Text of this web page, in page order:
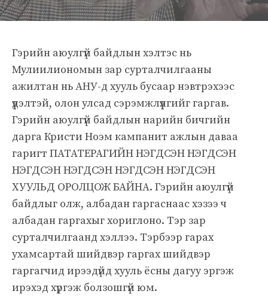
Гэрийн аюулгүй байдлын хэлтэс нь
Мулиилиономын зар сурталчилгааны
ажилтан нь АНУ-д хууль бусаар нэвтрэхээс
үүдэлтэй, олон улсад сэрэмжлүүлгийг гаргав.
Гэрийн аюулгүй байдлын нарийн бичгийн
дарга Кристи Ноэм кампанит ажлын даваа
гаригт ПАТАТЕРАГИЙН НЭГДСЭН НЭГДСЭН
НЭГДСЭН НЭГДСЭН НЭГДСЭН НЭГДСЭН
ХУУЛЬД ОРОЛЦОЖ БАЙНА. Гэрийн аюулгүй
байдлыг олж, албадан гаргаснаас хэзээ ч
албадан гаргахыг хориглоно. Тэр зар
сурталчилгаанд хэллээ. Тэрбээр гарах
ухамсартай шийдвэр гаргах шийдвэр
гаргагчид ирээдүйд хууль ёсны дагуу эргэж
ирэхэд хүргэж болзошгүй юм.